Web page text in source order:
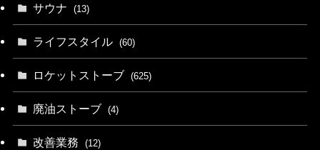
サウナ (13)
ライフスタイル (60)
ロケットストーブ (625)
廃油ストーブ (4)
改善業務 (12)